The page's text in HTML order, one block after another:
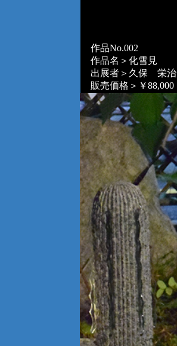
作品No.002
作品名＞化雪見
出展者＞久保 栄治
販売価格＞￥88,000